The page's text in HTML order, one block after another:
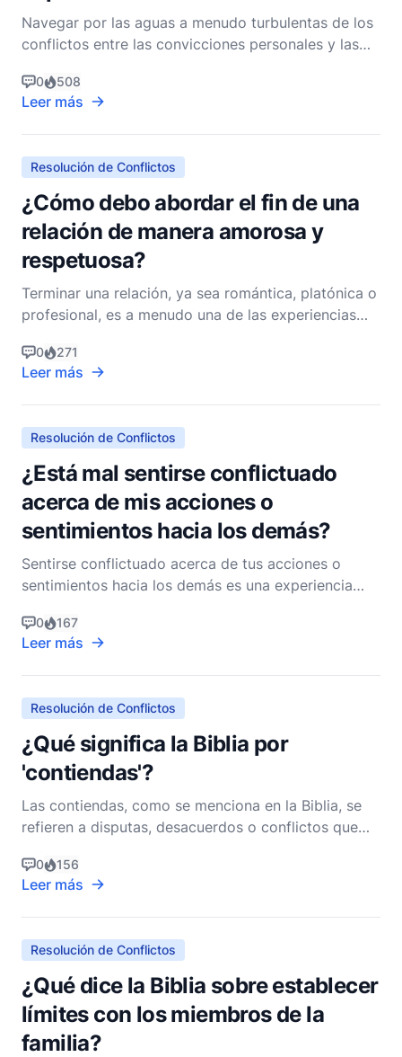
Navegar por las aguas a menudo turbulentas de los
conflictos entre las convicciones personales y las
cualquier cristiano. La tensión entre mantenerse fiel
a las propias creencias y mantener la armonía
familiar es una lucha común, pero las Escrituras
0 508
Leer más
Resolución de Conflictos
¿Cómo debo abordar el fin de una
relación de manera amorosa y
respetuosa?
Terminar una relación, ya sea romántica, platónica o
profesional, es a menudo una de las experiencias
cristianos, estamos llamados a manejar tales
situaciones con gracia, amor y respeto, reflejando el
carácter de Cristo en todo lo que hacemos. La Bibl
0 271
Leer más
Resolución de Conflictos
¿Está mal sentirse conflictuado
acerca de mis acciones o
sentimientos hacia los demás?
Sentirse conflictuado acerca de tus acciones o
sentimientos hacia los demás es una experiencia
De hecho, tal conflicto interno puede ser una parte
importante de tu crecimiento espiritual y moral.
Como pastor cristiano no denominacional, creo que
es cr
0 167
Leer más
Resolución de Conflictos
¿Qué significa la Biblia por
'contiendas'?
Las contiendas, como se menciona en la Biblia, se
refieren a disputas, desacuerdos o conflictos que
extensamente el tema de las contiendas,
proporcionando orientación tanto sobre la
naturaleza de tales conflictos como sobre los
medios por los cuales
0 156
Leer más
Resolución de Conflictos
¿Qué dice la Biblia sobre establecer
límites con los miembros de la
familia?